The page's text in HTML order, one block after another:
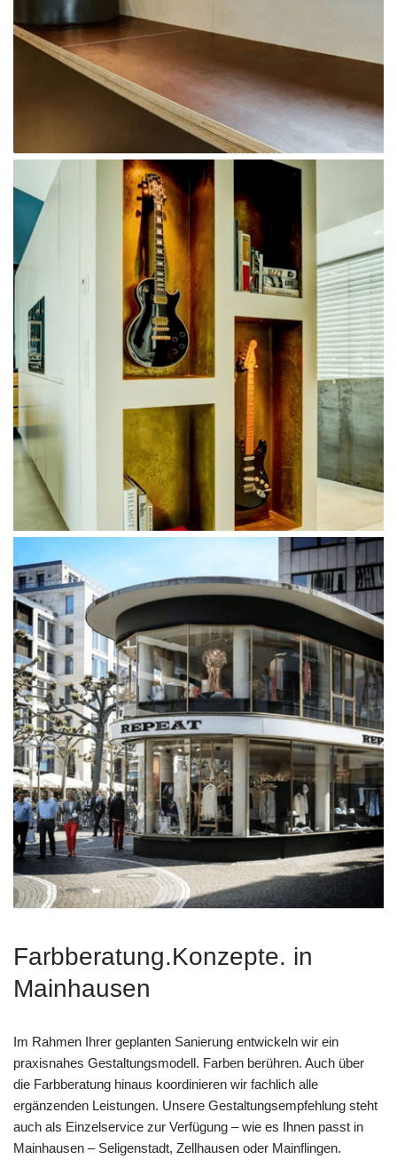
Farbberatung.Konzepte. in
Mainhausen
Im Rahmen Ihrer geplanten Sanierung entwickeln wir ein
praxisnahes Gestaltungsmodell. Farben berühren. Auch über
die Farbberatung hinaus koordinieren wir fachlich alle
ergänzenden Leistungen. Unsere Gestaltungsempfehlung steht
auch als Einzelservice zur Verfügung – wie es Ihnen passt in
Mainhausen – Seligenstadt, Zellhausen oder Mainflingen.